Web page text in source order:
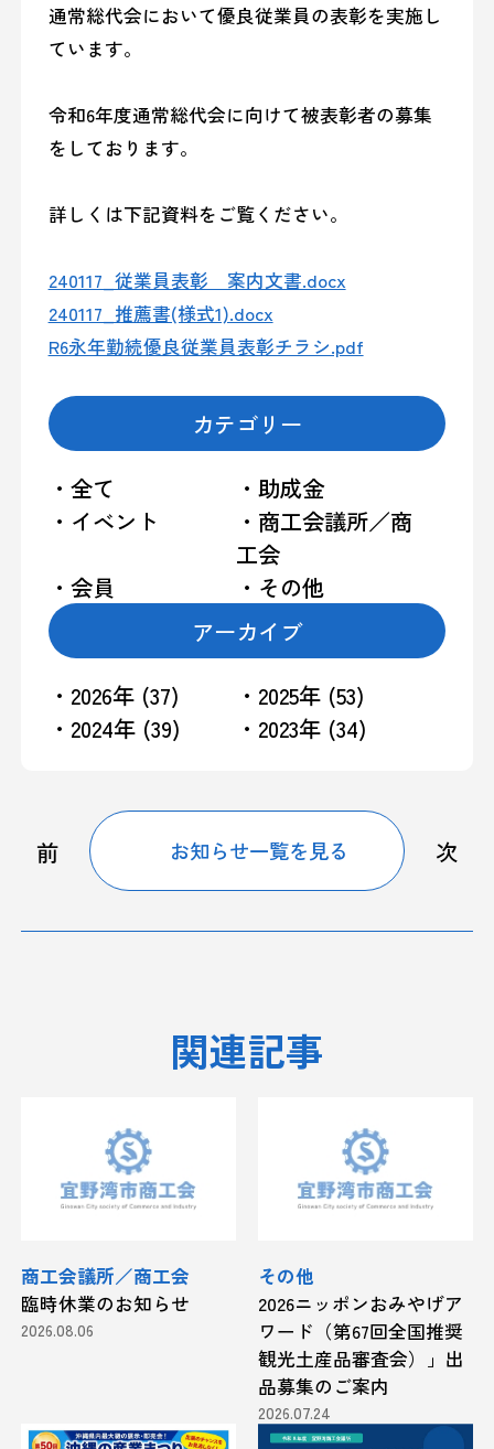
通常総代会において優良従業員の表彰を実施し
ています。
令和6年度通常総代会に向けて被表彰者の募集
をしております。
詳しくは下記資料をご覧ください。
240117_従業員表彰 案内文書.docx
240117_推薦書(様式1).docx
R6永年勤続優良従業員表彰チラシ.pdf
カテゴリー
・全て
・助成金
・イベント
・商工会議所／商
工会
・会員
・その他
アーカイブ
・2026年 (37)
・2025年 (53)
・2024年 (39)
・2023年 (34)
前 お知らせ一覧を見る 次
関連記事
商工会議所／商工会
臨時休業のお知らせ
2026.08.06
その他
2026ニッポンおみやげア
ワード（第67回全国推奨
観光土産品審査会）」出
品募集のご案内
2026.07.24